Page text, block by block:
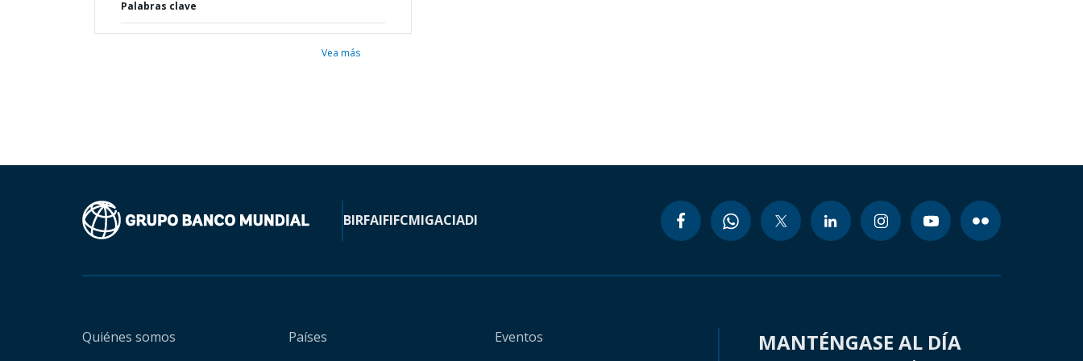
Palabras clave
Vea más
BIRFAIFIFCMIGACIADI
Quiénes somos Países Eventos
MANTÉNGASE AL DÍA